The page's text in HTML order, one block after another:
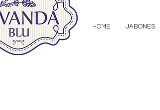
HOME JABONES